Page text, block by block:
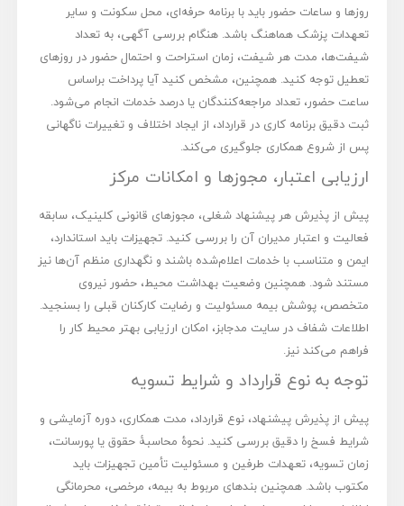
روزها و ساعات حضور باید با برنامه حرفه‌ای، محل سکونت و سایر
تعهدات پزشک هماهنگ باشد. هنگام بررسی آگهی، به تعداد
شیفت‌ها، مدت هر شیفت، زمان استراحت و احتمال حضور در روزهای
تعطیل توجه کنید. همچنین، مشخص کنید آیا پرداخت براساس
ساعت حضور، تعداد مراجعه‌کنندگان یا درصد خدمات انجام می‌شود.
ثبت دقیق برنامه کاری در قرارداد، از ایجاد اختلاف و تغییرات ناگهانی
پس از شروع همکاری جلوگیری می‌کند.
ارزیابی اعتبار، مجوزها و امکانات مرکز
پیش از پذیرش هر پیشنهاد شغلی، مجوزهای قانونی کلینیک، سابقه
فعالیت و اعتبار مدیران آن را بررسی کنید. تجهیزات باید استاندارد،
ایمن و متناسب با خدمات اعلام‌شده باشند و نگهداری منظم آن‌ها نیز
مستند شود. همچنین وضعیت بهداشت محیط، حضور نیروی
متخصص، پوشش بیمه مسئولیت و رضایت کارکنان قبلی را بسنجید.
اطلاعات شفاف در سایت مدجابز، امکان ارزیابی بهتر محیط کار را
فراهم می‌کند نیز.
توجه به نوع قرارداد و شرایط تسویه
پیش از پذیرش پیشنهاد، نوع قرارداد، مدت همکاری، دوره آزمایشی و
شرایط فسخ را دقیق بررسی کنید. نحوۀ محاسبۀ حقوق یا پورسانت،
زمان تسویه، تعهدات طرفین و مسئولیت تأمین تجهیزات باید
مکتوب باشد. همچنین بندهای مربوط به بیمه، مرخصی، محرمانگی